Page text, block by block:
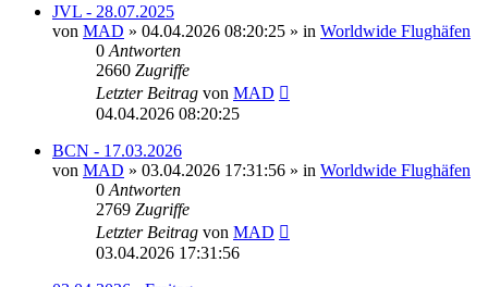
JVL - 28.07.2025
von MAD » 04.04.2026 08:20:25 » in Worldwide Flughäfen
0 Antworten
2660 Zugriffe
Letzter Beitrag von MAD
04.04.2026 08:20:25
BCN - 17.03.2026
von MAD » 03.04.2026 17:31:56 » in Worldwide Flughäfen
0 Antworten
2769 Zugriffe
Letzter Beitrag von MAD
03.04.2026 17:31:56